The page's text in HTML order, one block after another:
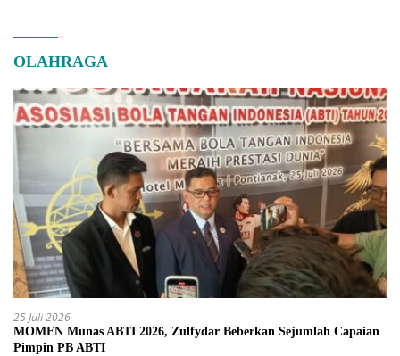
OLAHRAGA
25 Juli 2026
MOMEN Munas ABTI 2026, Zulfydar Beberkan Sejumlah Capaian
Pimpin PB ABTI